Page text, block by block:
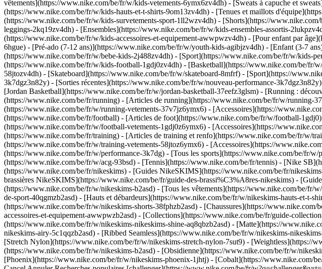
vêtements](https://www.nike.com/be/fr/w/kids-vetements-6ymx6zv4dh) - [Sweats à capuche et
(https://www.nike.com/be/fr/w/kids-hauts-et-t-shirts-9om13zv4dh) - [Tenues et maillots
(https://www.nike.com/be/fr/w/kids-survetements-sport-1ll2wzv4dh) - [Shorts](https://
leggings-2kq19zv4dh) - [Ensembles](https://www.nike.com/be/fr/w/kids-ensembles-assortis-
(https://www.nike.com/be/fr/w/kids-accessoires-et-equipement-awwpwzv4dh) - [Pour enfant par
6hgue) - [Pré-ado (7-12 ans)](https://www.nike.com/be/fr/w/youth-kids-agibjzv4dh) - [Enfant (3-7
(https://www.nike.com/be/fr/w/bebe-kids-2j488zv4dh) - [Sport](https://www.nike.com/be/fr/w/kids-
(https://www.nike.com/be/fr/w/kids-football-1gdj0zv4dh) - [Basketball](https://www.nike.com/be/
58jtozv4dh) - [Skateboard](https://www.nike.com/be/fr/w/skateboard-8mfrf) - [Sport](https://
3k7dgz3n82y) - [Sorties récentes](https://www.nike.com/be/fr/w/nouveau-performance-
[Jordan Basketball](https://www.nike.com/be/fr/w/jordan-basketball-37eefz3glsm) - [Running :
(https://www.nike.com/be/fr/running) - [Articles de running](https://www.nike.com/be/fr/w/running-
(https://www.nike.com/be/fr/w/running-vetements-37v7jz6ymx6) - [Accessoires](https://
(https://www.nike.com/be/fr/football) - [Articles de foot](https://www.nike.com/be/fr/w/football-
(https://www.nike.com/be/fr/w/football-vetements-1gdj0z6ymx6) - [Accessoires](https://
(https://www.nike.com/be/fr/training) - [Articles de training et renfo](https://www.nike.com/be/fr/w/
(https://www.nike.com/be/fr/w/training-vetements-58jtoz6ymx6) - [Accessoires](https://
(https://www.nike.com/be/fr/w/performance-3k7dg) - [Tous les sports](https://www.nike.com/be/fr/
(https://www.nike.com/be/fr/w/acg-93bsd) - [Tennis](https://www.nike.com/be/fr/tennis) - [Nike
(https://www.nike.com/be/fr/nikeskims) - [Guides NikeSKIMS](https://www.nike.com/be/fr/
brassières NikeSKIMS](https://www.nike.com/be/fr/guide-des-brassi%C3%A8res-nikeskims) -
(https://www.nike.com/be/fr/w/nikeskims-b2asd) - [Tous les vêtements](https://www.nike.com/be/fr/
de-sport-40qgmzb2asd) - [Hauts et débardeurs](https://www.nike.com/be/fr/w/nikeskims-hauts-et-
(https://www.nike.com/be/fr/w/nikeskims-shorts-38fphzb2asd) - [Chaussures](https://
accessoires-et-equipement-awwpwzb2asd) - [Collections](https://www.nike.com/be/fr/guide-
(https://www.nike.com/be/fr/w/nikeskims-nikeskims-shine-aq8qbzb2asd) - [Matte](https://
nikeskims-airy-5c1qqzb2asd) - [Ribbed Seamless](https://www.nike.com/be/fr/w/nikeskims-
[Stretch Nylon](https://www.nike.com/be/fr/w/nikeskims-stretch-nylon-7sut9) - [Weightless](https://